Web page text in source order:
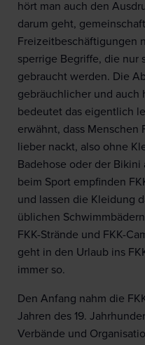
hört man auch den
darum geht,
Freizeitbeschäftigungen
sperrige Begriffe, die nur
gebraucht werden. Die
gebräuchlicher und auch
bedeutet das eigentlich
erwähnt, dass
lieber nackt, also ohne
Badehose oder der Bikini
beim Sport empfinden
und lassen die Kleidung
üblichen
FKK-Strände und FKK-
geht in den Urlaub ins
immer so.
Den Anfang nahm die
Jahren des 19.
Verbände und